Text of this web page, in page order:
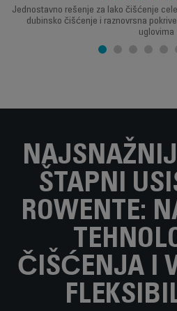
Jednostavno rešenje za lako čišćenje
dubinsko čišćenje i raznovrsna
uglovima
ŠTAPNI
ROWENTE:
ČIŠĆENJA I